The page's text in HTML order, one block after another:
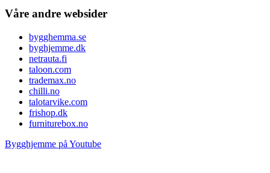
Våre andre websider
bygghemma.se
byghjemme.dk
netrauta.fi
taloon.com
trademax.no
chilli.no
talotarvike.com
frishop.dk
furniturebox.no
Bygghjemme på Youtube